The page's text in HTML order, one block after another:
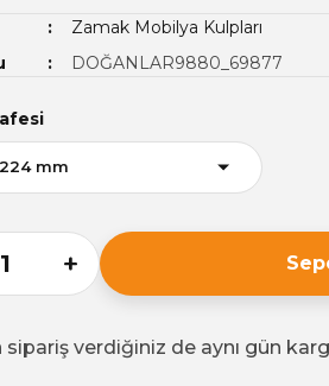
Zamak Mobilya Kulpları
DOĞANLAR9880_69877
sipariş verdiğiniz de aynı gün